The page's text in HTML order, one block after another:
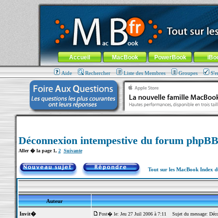
MacBook-fr.com : 100% Apple... 100% nomade !
Aller au contenu-Aller au menu général-Aller au menu de
Menu général
Accueil MacBook PowerBook
Aide Rechercher Liste des Membres Groupes
Déconnexion intempestive du forum
Aller � la page 1, 2 Suivante
Tout sur les MacBook Index
Auteur
Invit� Post� le: Jeu 27 Juil 2006 à 7:11 Sujet du message: